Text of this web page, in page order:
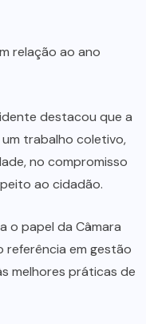
relação ao ano
destacou que a
trabalho coletivo,
no compromisso
ao cidadão.
o papel da Câmara
referência em gestão
melhores práticas de